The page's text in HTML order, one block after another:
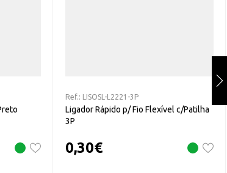
Ref.: LISOSL-L2221-3P
Ligador Rápido p/ Fio Flexível c/Patilha
3P
0,30€